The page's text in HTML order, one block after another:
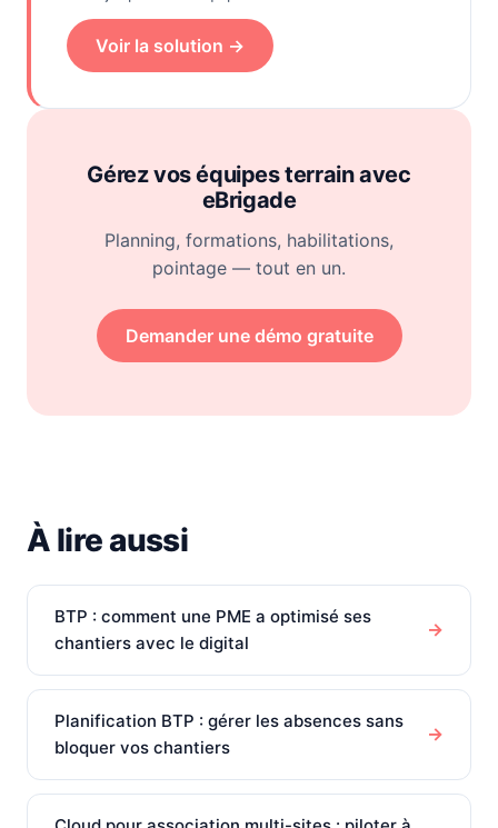
Voir la solution →
Gérez vos équipes terrain avec
eBrigade
Planning, formations, habilitations,
pointage — tout en un.
Demander une démo gratuite
À lire aussi
BTP : comment une PME a optimisé ses
chantiers avec le digital
→
Planification BTP : gérer les absences sans
bloquer vos chantiers
→